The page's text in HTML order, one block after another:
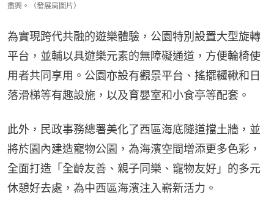
盡興。（發展局圖片）
為實現跨代共融的遊樂體驗，公園特別設置大型旋轉
平台，並輔以具遊樂元素的無障礙通道，方便輪椅使
用者共同享用。公園亦設有觀景平台、搖擺韆鞦和日
落滑梯等有趣設施，以及育嬰室和小食亭等配套。
此外，民政事務總署美化了西區海底隧道擋土牆，並
將於園內建造寵物公園，為海濱空間增添更多色彩，
全面打造「全齡友善、親子同樂、寵物友好」的多元
休憩好去處，為中西區海濱注入嶄新活力。